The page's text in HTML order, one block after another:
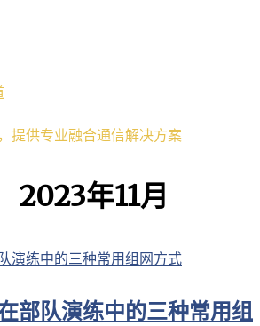
提供专业融合通信解决方案
2023年11月
部队演练中的三种常用组